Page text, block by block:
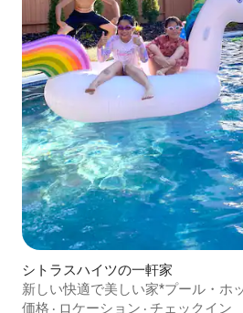
シトラスハイツの一軒家
新しい快適で美しい家*プール・ホ
止
価格 · ロケーション · チェックイン